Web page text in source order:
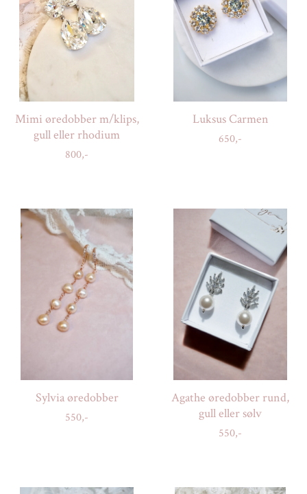
Mimi øredobber m/klips,
gull eller rhodium
800,-
Luksus Carmen
650,-
Sylvia øredobber
550,-
Agathe øredobber rund,
gull eller sølv
550,-